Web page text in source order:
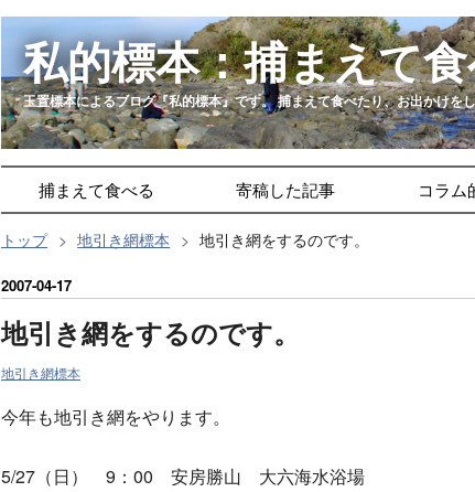
私的標本：捕まえて
玉置標本によるブログ『私的標本』です。 捕まえて食べたり、お出かけを
捕まえて食べる 寄稿した記事 コラム
トップ > 地引き網標本 > 地引き網をするのです。
2007-04-17
地引き網をするのです。
地引き網標本
今年も地引き網をやります。
5/27（日） 9：00 安房勝山 大六海水浴場